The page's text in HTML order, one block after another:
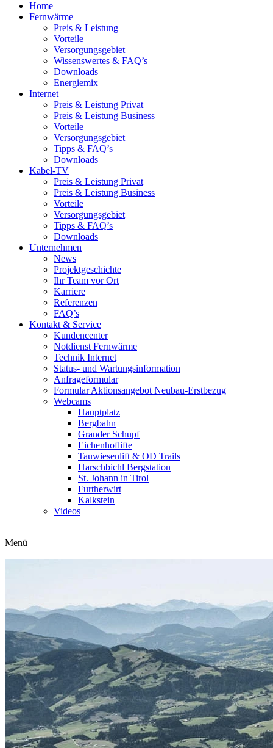
Home
Fernwärme
Preis & Leistung
Vorteile
Versorgungsgebiet
Wissenswertes & FAQ’s
Downloads
Energiemix
Internet
Preis & Leistung Privat
Preis & Leistung Business
Vorteile
Versorgungsgebiet
Tipps & FAQ’s
Downloads
Kabel-TV
Preis & Leistung Privat
Preis & Leistung Business
Vorteile
Versorgungsgebiet
Tipps & FAQ’s
Downloads
Unternehmen
News
Projektgeschichte
Ihr Team vor Ort
Karriere
Referenzen
FAQ’s
Kontakt & Service
Kundencenter
Notdienst Fernwärme
Technik Internet
Status- und Wartungsinformation
Anfrageformular
Formular Aktionsangebot Neubau-Erstbezug
Webcams
Hauptplatz
Bergbahn
Grander Schupf
Eichenhoflifte
Tauwiesenlift & OD Trails
Harschbichl Bergstation
St. Johann in Tirol
Furtherwirt
Kalkstein
Videos
Menü